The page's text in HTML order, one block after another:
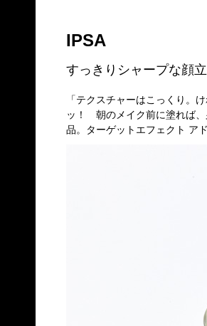
IPSA
すっきりシャープな顔立
「テクスチャーはこっくり。
ッ！ 朝のメイク前に塗れば、
品。ターゲットエフェクト ア